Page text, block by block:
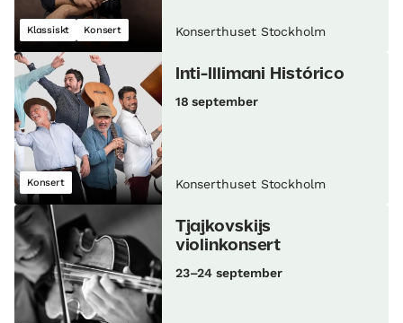
Klassiskt Konsert Konserthuset Stockholm
Konsert
Inti-Illimani Histórico
18 september
Konserthuset Stockholm
Tjajkovskijs
violinkonsert
23–24 september